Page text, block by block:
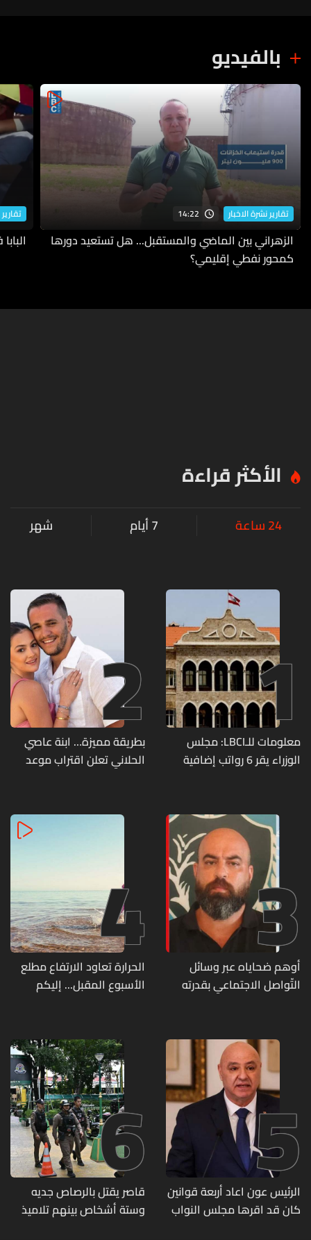
بالفيديو
تقارير نشرة الاخبار 14:22
الزهراني بين الماضي والمستقبل... هل تستعيد دورها
كمحور نفطي إقليمي؟
الأكثر قراءة
24 ساعة 7 أيام شهر
1
معلومات للـLBCI: مجلس
الوزراء يقر 6 رواتب إضافية
منذ آذار
2
بطريقة مميزة… ابنة عاصي
الحلاني تعلن اقتراب موعد
3
أوهم ضحاياه عبر وسائل
التّواصل الاجتماعي بقدرته
وقع ضحيّة أعماله؟
4
الحرارة تعاود الارتفاع مطلع
الأسبوع المقبل... إليكم
5
الرئيس عون اعاد أربعة قوانين
كان قد اقرها مجلس النواب
6
قاصر يقتل بالرصاص جديه
وستة أشخاص بينهم تلاميذ